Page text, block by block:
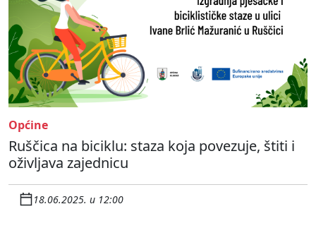
Općine
Ruščica na biciklu: staza koja povezuje, štiti i
oživljava zajednicu
18.06.2025. u 12:00